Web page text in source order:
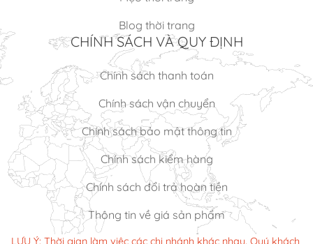
Blog thời trang
CHÍNH SÁCH VÀ QUY ĐỊNH
Chính sách thanh toán
Chính sách vận chuyển
Chính sách bảo mật thông tin
Chính sách kiểm hàng
Chính sách đổi trả hoàn tiền
Thông tin về giá sản phẩm
LƯU Ý: Thời gian làm việc các chi nhánh khác nhau. Quý khách